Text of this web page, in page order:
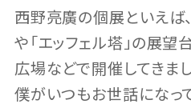
西野亮廣の個展といえば
や「エッフェル塔」の展
広場などで開催してきま
僕がいつもお世話になっ